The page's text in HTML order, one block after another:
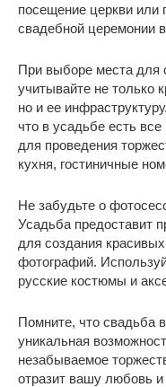
посещение церкви или
свадебной церемонии
При выборе места для
учитывайте не только
но и ее
что в усадьбе есть
для проведения
кухня, гостиничные
Не забудьте о
Усадьба предоставит
для создания
фотографий.
русские костюмы и
Помните, что свадьба
уникальная
незабываемое
отразит вашу любовь